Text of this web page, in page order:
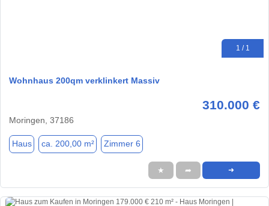
1 / 1
Wohnhaus 200qm verklinkert Massiv
310.000 €
Moringen, 37186
Haus ca. 200,00 m² Zimmer 6
★ ➦ ➜